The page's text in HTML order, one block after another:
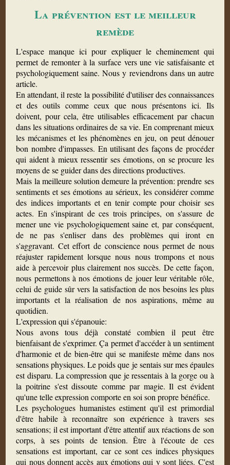
La prévention est le meilleur
remède
L'espace manque ici pour expliquer le cheminement qui
permet de remonter à la surface vers une vie satisfaisante et
psychologiquement saine. Nous y reviendrons dans un autre
article.
En attendant, il reste la possibilité d'utiliser des connaissances
et des outils comme ceux que nous présentons ici. Ils
doivent, pour cela, être utilisables efficacement par chacun
dans les situations ordinaires de sa vie. En comprenant mieux
les mécanismes et les phénomènes en jeu, on peut dénouer
bon nombre d'impasses. En utilisant des façons de procéder
qui aident à mieux ressentir ses émotions, on se procure les
moyens de se guider dans des directions productives.
Mais la meilleure solution demeure la prévention: prendre ses
sentiments et ses émotions au sérieux, les considérer comme
des indices importants et en tenir compte pour choisir ses
actes. En s'inspirant de ces trois principes, on s'assure de
mener une vie psychologiquement saine et, par conséquent,
de ne pas s'enliser dans des problèmes qui iront en
s'aggravant. Cet effort de conscience nous permet de nous
réajuster rapidement lorsque nous nous trompons et nous
aide à percevoir plus clairement nos succès. De cette façon,
nous permettons à nos émotions de jouer leur véritable rôle,
celui de guide sûr vers la satisfaction de nos besoins les plus
importants et la réalisation de nos aspirations, même au
quotidien.
L'expression qui s'épanouie:
Nous avons tous déjà constaté combien il peut être
bienfaisant de s'exprimer. Ça permet d'accéder à un sentiment
d'harmonie et de bien-être qui se manifeste même dans nos
sensations physiques. Le poids que je sentais sur mes épaules
est disparu. La compression que je ressentais à la gorge ou à
la poitrine s'est dissoute comme par magie. Il est évident
qu'une telle expression comporte en soi son propre bénéfice.
Les psychologues humanistes estiment qu'il est primordial
d'être habile à reconnaître son expérience à travers ses
sensations; il est important d'être attentif aux réactions de son
corps, à ses points de tension. Être à l'écoute de ces
sensations est important, car ce sont ces indices physiques
qui nous donnent accès aux émotions qui y sont liées. C'est